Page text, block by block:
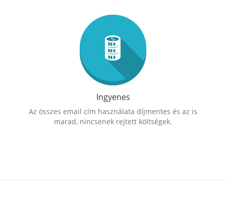
Ingyenes
Az összes email cím használata díjmentes és az is
marad, nincsenek rejtett költségek.